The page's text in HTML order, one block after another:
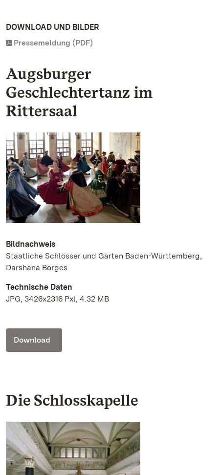
DOWNLOAD UND BILDER
Pressemeldung (PDF)
Augsburger
Geschlechtertanz im
Rittersaal
Bildnachweis
Staatliche Schlösser und Gärten Baden-Württemberg,
Darshana Borges
Technische Daten
JPG, 3426x2316 Pxl, 4.32 MB
Download
Die Schlosskapelle